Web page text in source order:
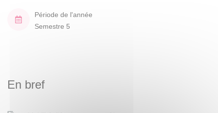
Période de l'année
Semestre 5
En bref